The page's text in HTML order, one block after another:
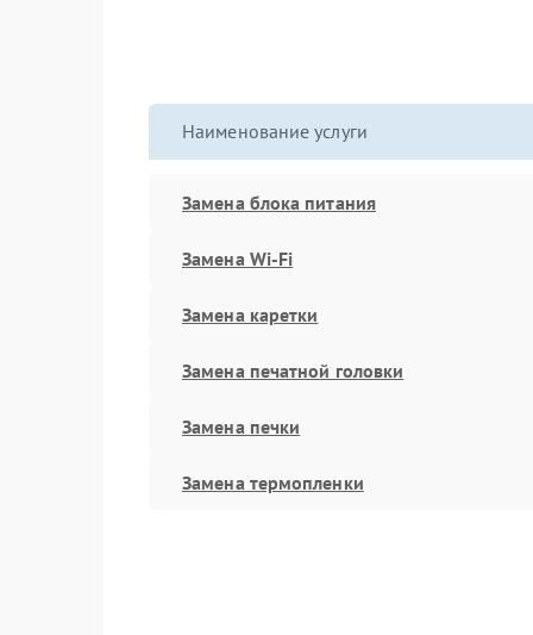
Наименование услуги
Замена блока питания
Замена Wi-Fi
Замена каретки
Замена печатной головки
Замена печки
Замена термопленки